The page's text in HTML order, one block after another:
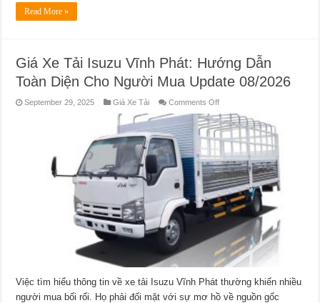
Update
08/2026
Read More »
Giá Xe Tải Isuzu Vĩnh Phát: Hướng Dẫn
Toàn Diện Cho Người Mua Update 08/2026
September 29, 2025 Giá Xe Tải Comments Offon
Xe
Tải
Isuzu
Vĩnh
Phát:
Hướng
Dẫn
Toàn
Diện
Cho
Người
Mua
Update
08/2026
Việc tìm hiểu thông tin về xe tải Isuzu Vĩnh Phát thường khiến nhiều
người mua bối rối. Họ phải đối mặt với sự mơ hồ về nguồn gốc